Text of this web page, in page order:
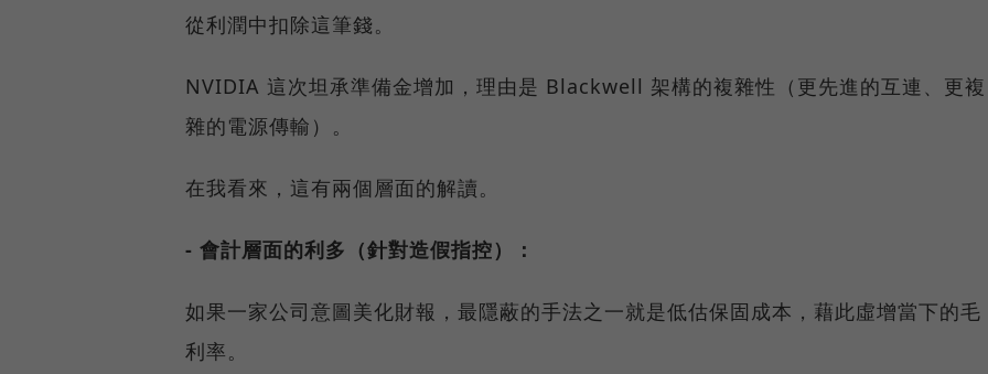
從利潤中扣除這筆錢。
NVIDIA 這次坦承準備金增加，理由是 Blackwell 架構的複雜性（更先進的互連、更複
雜的電源傳輸）。
在我看來，這有兩個層面的解讀。
- 會計層面的利多（針對造假指控）：
如果一家公司意圖美化財報，最隱蔽的手法之一就是低估保固成本，藉此虛增當下的毛
利率。